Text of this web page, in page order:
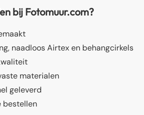
bij Fotomuur.com?
naadloos Airtex en behangcirkels
materialen
geleverd
bestellen